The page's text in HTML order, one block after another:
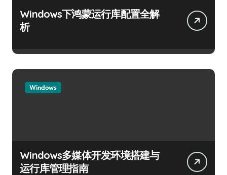
Windows下鸿蒙运行库配置全解
析
Windows
Windows多媒体开发环境搭建与
运行库管理指南